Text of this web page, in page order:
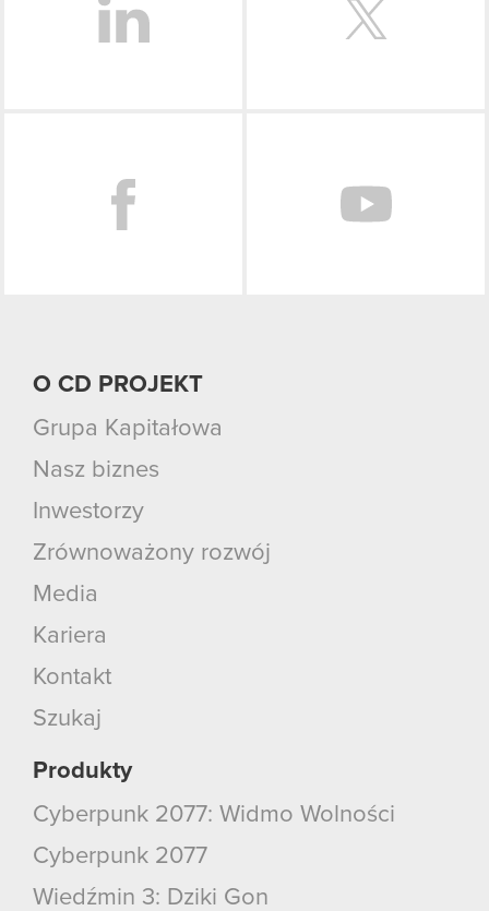
O CD PROJEKT
Grupa Kapitałowa
Nasz biznes
Inwestorzy
Zrównoważony rozwój
Media
Kariera
Kontakt
Szukaj
Produkty
Cyberpunk 2077: Widmo Wolności
Cyberpunk 2077
Wiedźmin 3: Dziki Gon